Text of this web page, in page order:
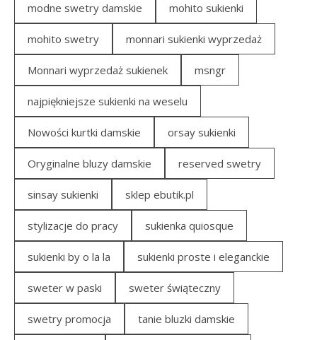
modne swetry damskie mohito sukienki
mohito swetry monnari sukienki wyprzedaż
Monnari wyprzedaż sukienek msngr
najpiękniejsze sukienki na weselu
Nowości kurtki damskie orsay sukienki
Oryginalne bluzy damskie reserved swetry
sinsay sukienki sklep ebutik.pl
stylizacje do pracy sukienka quiosque
sukienki by o la la sukienki proste i eleganckie
sweter w paski sweter świąteczny
swetry promocja tanie bluzki damskie